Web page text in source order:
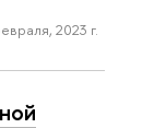
2023 г.